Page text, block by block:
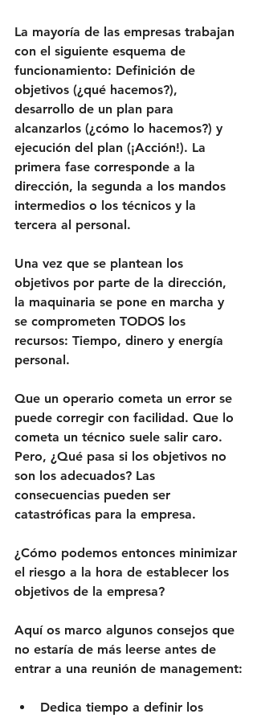
La mayoría de las empresas trabajan
con el siguiente esquema de
funcionamiento: Definición de
objetivos (¿qué hacemos?),
desarrollo de un plan para
alcanzarlos (¿cómo lo hacemos?) y
ejecución del plan (¡Acción!). La
primera fase corresponde a la
dirección, la segunda a los mandos
intermedios o los técnicos y la
tercera al personal.
Una vez que se plantean los
objetivos por parte de la dirección,
la maquinaria se pone en marcha y
se comprometen TODOS los
recursos: Tiempo, dinero y energía
personal.
Que un operario cometa un error se
puede corregir con facilidad. Que lo
cometa un técnico suele salir caro.
Pero, ¿Qué pasa si los objetivos no
son los adecuados? Las
consecuencias pueden ser
catastróficas para la empresa.
¿Cómo podemos entonces minimizar
el riesgo a la hora de establecer los
objetivos de la empresa?
Aquí os marco algunos consejos que
no estaría de más leerse antes de
entrar a una reunión de management:
Dedica tiempo a definir los